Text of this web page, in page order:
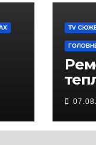
TV